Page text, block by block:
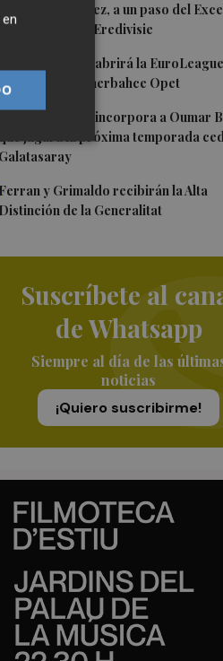
Mario Domínguez, a un paso del
Róterdam de la Eredivisie
Valencia Basket abrirá la
casa ante Fenerbahce Opet
Valencia Basket incorpora a Oumar
jugará la próxima temporada
Galatasaray
Ferran y Grimaldo recibirán la Alta
Distinción de la Generalitat
Suscríbete al
de Whatsapp
Siempre al día de las
noticias
¡Quiero suscribirme!